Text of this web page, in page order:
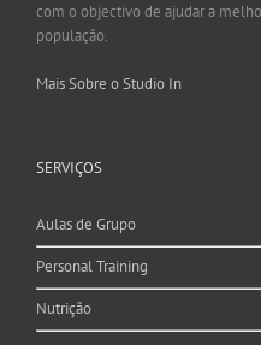
com o objectivo de ajudar a
população.
Mais Sobre o Studio In
SERVIÇOS
Aulas de Grupo
Personal Training
Nutrição